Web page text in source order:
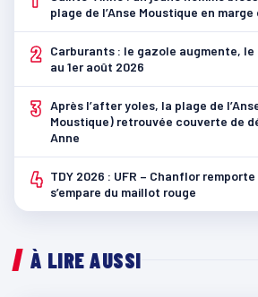
plage de l’Anse Moustique en
2
Carburants : le gazole augmente, le
au 1er août 2026
3 Après l’after yoles, la plage de
Moustique) retrouvée couverte de
Anne
4 TDY 2026 : UFR – Chanflor
s’empare du maillot rouge
À LIRE AUSSI